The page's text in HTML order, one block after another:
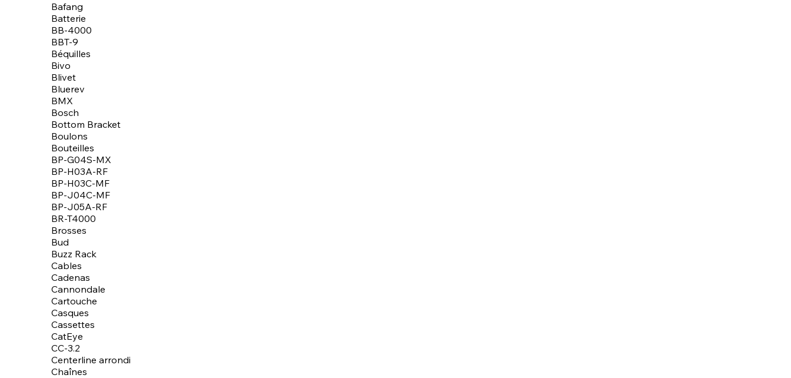
Bafang
Batterie
BB-4000
BBT-9
Béquilles
Bivo
Blivet
Bluerev
BMX
Bosch
Bottom Bracket
Boulons
Bouteilles
BP-G04S-MX
BP-H03A-RF
BP-H03C-MF
BP-J04C-MF
BP-J05A-RF
BR-T4000
Brosses
Bud
Buzz Rack
Cables
Cadenas
Cannondale
Cartouche
Casques
Cassettes
CatEye
CC-3.2
Centerline arrondi
Chaînes